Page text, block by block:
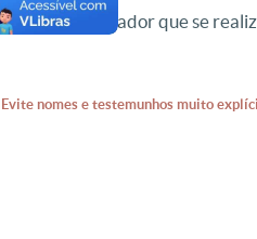
desejo do fundador que se
Evite nomes e testemunhos muito